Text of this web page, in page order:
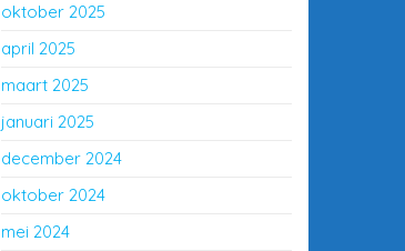
oktober 2025
april 2025
maart 2025
januari 2025
december 2024
oktober 2024
mei 2024